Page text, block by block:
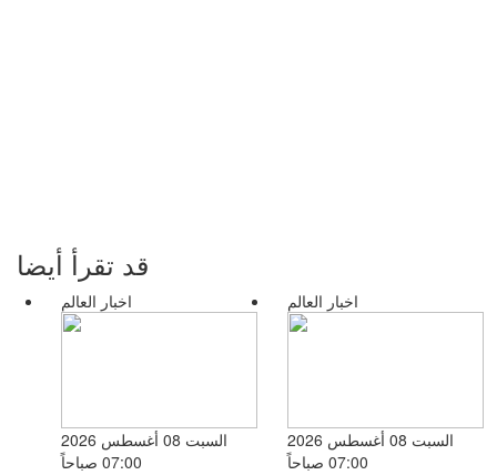
قد تقرأ أيضا
اخبار العالم
السبت 08 أغسطس 2026
07:00 صباحاً
اخبار العالم
السبت 08 أغسطس 2026
07:00 صباحاً